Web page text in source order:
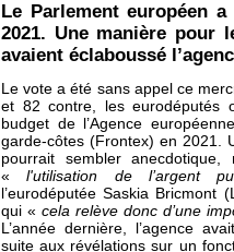
Le Parlement européen
2021. Une manière pour
avaient éclaboussé
Le vote a été sans appel ce
et 82 contre, les eurodéputés
budget de l’Agence
garde-côtes (Frontex) en 2021.
pourrait sembler
« l'utilisation de l’argent
l’eurodéputée Saskia Bricmont
qui « cela relève donc d’une
L’année dernière, l’agence
suite aux révélations sur un